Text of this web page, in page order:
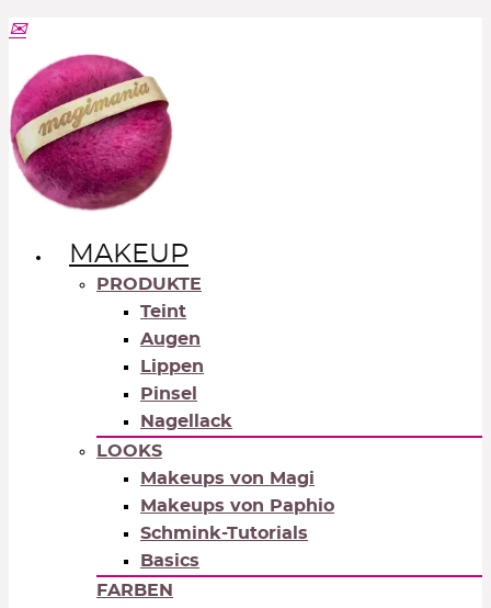
MAKEUP
PRODUKTE
Teint
Augen
Lippen
Pinsel
Nagellack
LOOKS
Makeups von Magi
Makeups von Paphio
Schmink-Tutorials
Basics
FARBEN